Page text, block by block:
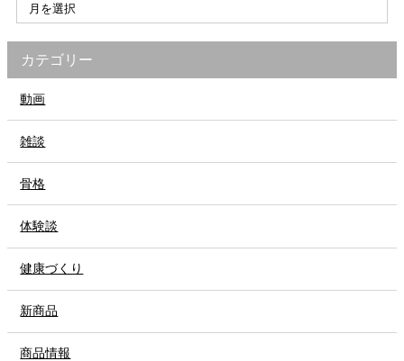
カテゴリー
動画
雑談
骨格
体験談
健康づくり
新商品
商品情報